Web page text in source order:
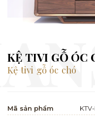
KỆ TIVI GỖ ÓC
Kệ tivi gỗ óc chó
Mã sản phẩm